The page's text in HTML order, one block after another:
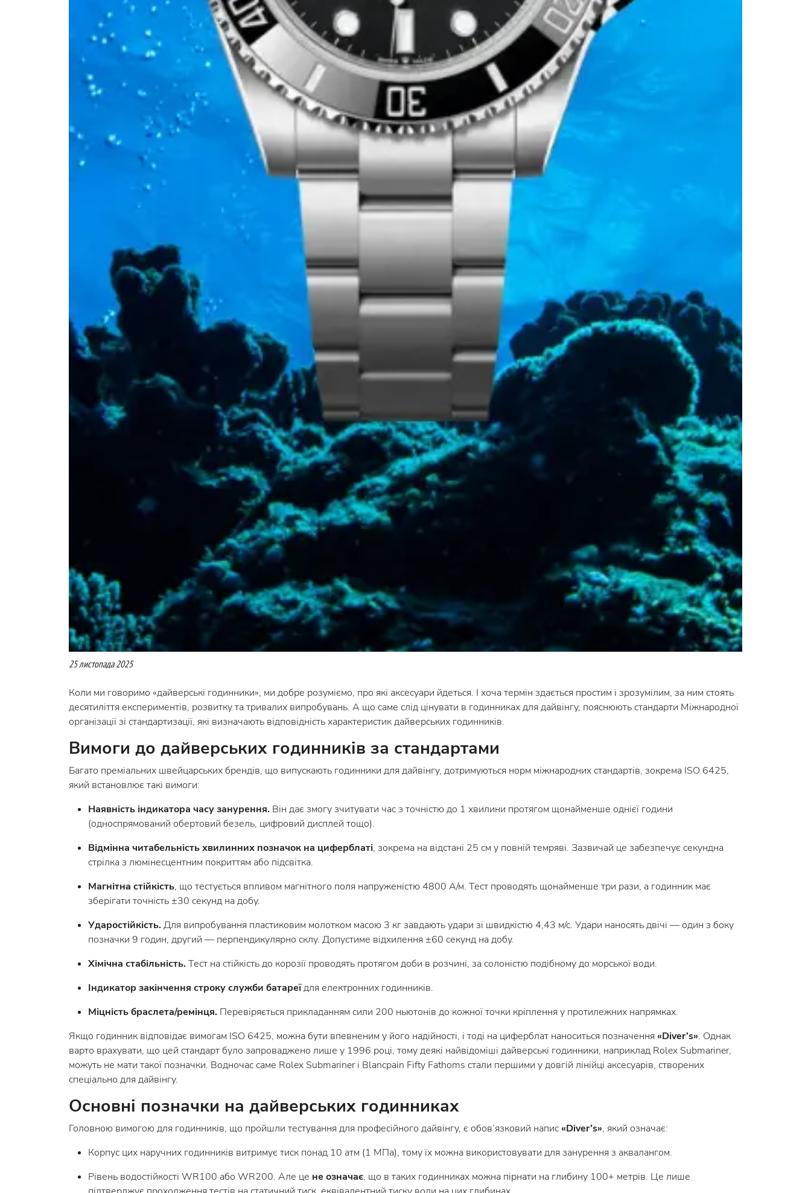
25 листопада 2025
Коли ми говоримо «дайверські годинники», ми добре розуміємо, про які аксесуари йдеться. І хоча термін здається простим і зрозумілим, за ним стоять
десятиліття експериментів, розвитку та тривалих випробувань. А що саме слід цінувати в годинниках для дайвінгу, пояснюють стандарти Міжнародної
організації зі стандартизації, які визначають відповідність характеристик дайверських годинників.
Вимоги до дайверських годинників за стандартами
Багато преміальних швейцарських брендів, що випускають годинники для дайвінгу, дотримуються норм міжнародних стандартів, зокрема ISO 6425,
який встановлює такі вимоги:
Наявність індикатора часу занурення. Він дає змогу зчитувати час з точністю до 1 хвилини протягом щонайменше однієї години
(односпрямований обертовий безель, цифровий дисплей тощо).
Відмінна читабельність хвилинних позначок на циферблаті, зокрема на відстані 25 см у повній темряві. Зазвичай це забезпечує секундна
стрілка з люмінесцентним покриттям або підсвітка.
Магнітна стійкість, що тестується впливом магнітного поля напруженістю 4800 А/м. Тест проводять щонайменше три рази, а годинник має
зберігати точність ±30 секунд на добу.
Ударостійкість.Для випробування пластиковим молотком масою 3 кг завдають удари зі швидкістю 4,43 м/с. Удари наносять двічі — один з боку
позначки 9 годин, другий — перпендикулярно склу. Допустиме відхилення ±60 секунд на добу.
Хімічна стабільність.Тест на стійкість до корозії проводять протягом доби в розчині, за солоністю подібному до морської води.
Індикатор закінчення строку служби батареїдля електронних годинників.
Міцність браслета/ремінця. Перевіряється прикладанням сили 200 ньютонів до кожної точки кріплення у протилежних напрямках.
Якщо годинник відповідає вимогам ISO 6425, можна бути впевненим у його надійності, і тоді на циферблат наноситься позначення «Diver’s». Однак
варто врахувати, що цей стандарт було запроваджено лише у 1996 році, тому деякі найвідоміші дайверські годинники, наприклад Rolex Submariner,
можуть не мати такої позначки. Водночас саме Rolex Submariner і Blancpain Fifty Fathoms стали першими у довгій лінійці аксесуарів, створених
спеціально для дайвінгу.
Основні позначки на дайверських годинниках
Головною вимогою для годинників, що пройшли тестування для професійного дайвінгу, є обов’язковий напис «Diver’s», який означає:
Корпус цих наручних годинників витримує тиск понад 10 атм (1 МПа), тому їх можна використовувати для занурення з аквалангом.
Рівень водостійкості WR100 або WR200. Але це не означає, що в таких годинниках можна пірнати на глибину 100+ метрів. Це лише